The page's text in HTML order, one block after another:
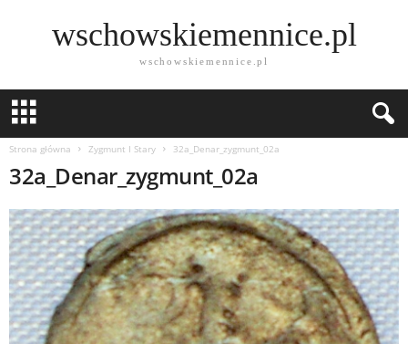
wschowskiemennice.pl
wschowskiemennice.pl
Strona główna Zygmunt I Stary 32a_Denar_zygmunt_02a
32a_Denar_zygmunt_02a